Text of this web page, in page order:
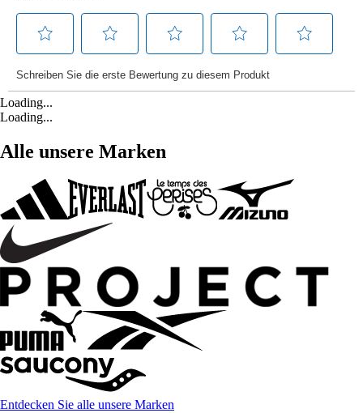
Loading...
Loading...
Alle unsere Marken
Entdecken Sie alle unsere Marken